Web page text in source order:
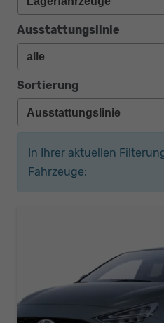
Ausstattungslinie
Sortierung
In Ihrer aktuellen
Fahrzeuge: